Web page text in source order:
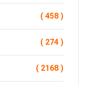
( 458 )
( 274 )
( 2168 )